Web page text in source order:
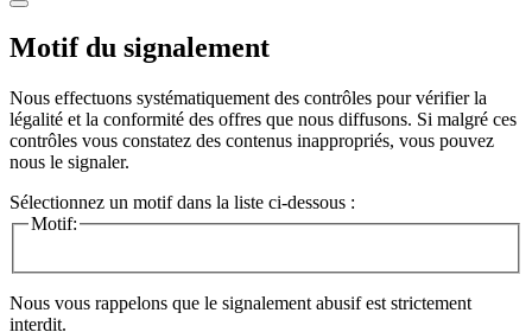
Motif du signalement
Nous effectuons systématiquement des contrôles pour vérifier la
légalité et la conformité des offres que nous diffusons. Si malgré ces
contrôles vous constatez des contenus inappropriés, vous pouvez
nous le signaler.
Sélectionnez un motif dans la liste ci-dessous :
Motif:
Nous vous rappelons que le signalement abusif est strictement
interdit.